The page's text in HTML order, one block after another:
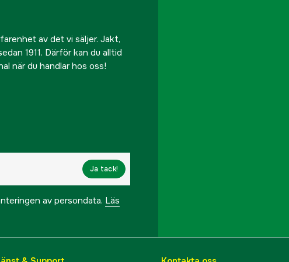
av det vi säljer. Jakt,
1911. Därför kan du alltid
när du handlar hos oss!
Ja tack!
av persondata. Läs